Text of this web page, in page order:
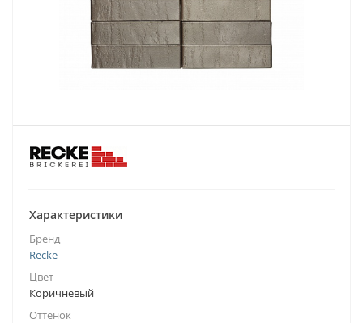
Характеристики
Бренд
Recke
Цвет
Коричневый
Оттенок